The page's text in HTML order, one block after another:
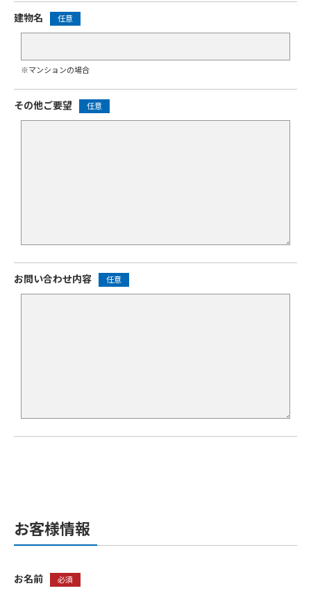
建物名 任意
※マンションの場合
その他ご要望 任意
お問い合わせ内容 任意
お客様情報
お名前 必須